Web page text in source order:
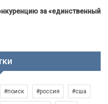
за «единственный
#поиск #россия #сша